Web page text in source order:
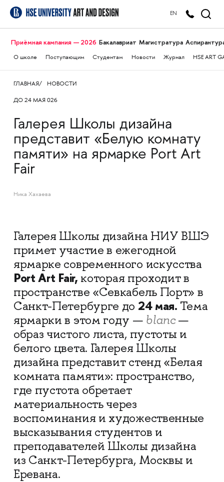
EN
Приёмная кампания — 2026 Бакалавриат Магистратура
О школе Поступающим Студентам Новости Журнал HSE ART
ГЛАВНАЯ НОВОСТИ
ДО 24 МАЯ 026
Галерея Школы дизайна
представит «Белую комнату
памяти» на ярмарке Port Art
Fair
Ника Хахаева
Галерея Школы дизайна НИУ ВШЭ
примет участие в ежегодной
ярмарке современного искусства
Port Art Fair, которая проходит в
пространстве «Севкабель Порт» в
Санкт-Петербурге до 24 мая. Тема
ярмарки в этом году — blanc—
образ чистого листа, пустоты и
белого цвета. Галерея Школы
дизайна представит стенд «Белая
комната памяти»: пространство,
где пустота обретает
материальность через
воспоминания и художественные
высказывания студентов и
преподавателей Школы дизайна
из Санкт-Петербурга, Москвы и
Еревана.